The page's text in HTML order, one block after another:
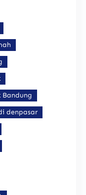
Bandung
denpasar